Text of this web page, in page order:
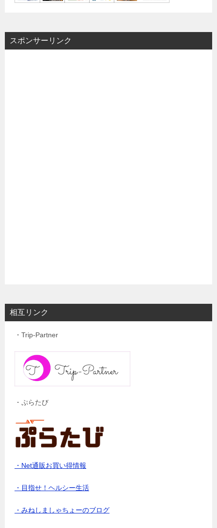
スポンサーリンク
相互リンク
・Trip-Partner
・ぷらたび
・Net通販お買い得情報
・目指せ！ヘルシー生活
・みねしましゃちょーのブログ